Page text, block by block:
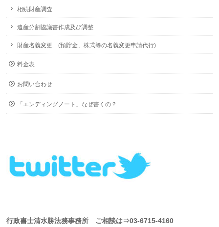
相続財産調査
遺産分割協議書作成及び調整
財産名義変更 (預貯金、株式等の名義変更申請代行)
料金表
お問い合わせ
「エンディングノート」なぜ書くの？
行政書士清水勝法務事務所 ご相談は⇒03-6715-4160